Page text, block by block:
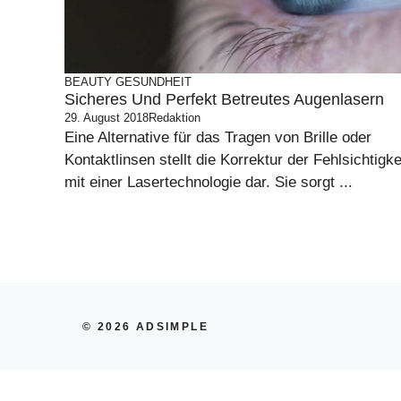
BEAUTY GESUNDHEIT
Sicheres Und Perfekt Betreutes Augenlasern
29. August 2018Redaktion
Eine Alternative für das Tragen von Brille oder
Kontaktlinsen stellt die Korrektur der
mit einer Lasertechnologie dar. Sie sorgt ...
© 2026 ADSIMPLE